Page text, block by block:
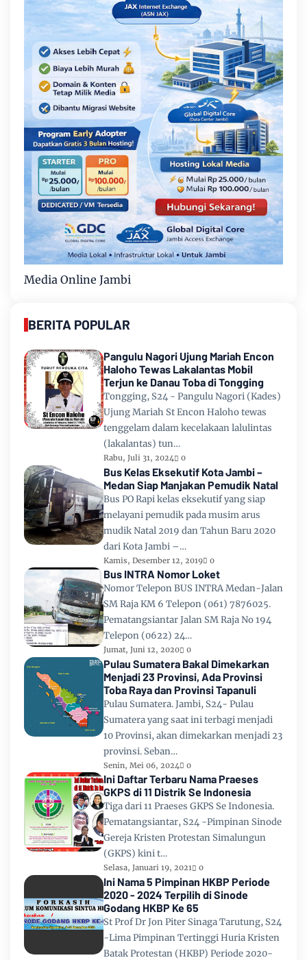
Media Online Jambi
BERITA POPULAR
Pangulu Nagori Ujung Mariah Encon
Haloho Tewas Lakalantas Mobil
Terjun ke Danau Toba di Tongging
Tongging, S24 - Pangulu Nagori (Kades)
Ujung Mariah St Encon Haloho tewas
tenggelam dalam kecelakaan lalulintas
(lakalantas) tun…
Rabu, Juli 31, 2024 0
Bus Kelas Eksekutif Kota Jambi –
Medan Siap Manjakan Pemudik Natal
Bus PO Rapi kelas eksekutif yang siap
melayani pemudik pada musim arus
mudik Natal 2019 dan Tahun Baru 2020
dari Kota Jambi –…
Kamis, Desember 12, 2019 0
Bus INTRA Nomor Loket
Nomor Telepon BUS INTRA Medan-Jalan
SM Raja KM 6 Telepon (061) 7876025.
Pematangsiantar Jalan SM Raja No 194
Telepon (0622) 24…
Jumat, Juni 12, 2020 0
Pulau Sumatera Bakal Dimekarkan
Menjadi 23 Provinsi, Ada Provinsi
Toba Raya dan Provinsi Tapanuli
Pulau Sumatera. Jambi, S24- Pulau
Sumatera yang saat ini terbagi menjadi
10 Provinsi, akan dimekarkan menjadi 23
provinsi. Seban…
Senin, Mei 06, 2024 0
Ini Daftar Terbaru Nama Praeses
GKPS di 11 Distrik Se Indonesia
Tiga dari 11 Praeses GKPS Se Indonesia.
Pematangsiantar, S24 -Pimpinan Sinode
Gereja Kristen Protestan Simalungun
(GKPS) kini t…
Selasa, Januari 19, 2021 0
Ini Nama 5 Pimpinan HKBP Periode
2020 - 2024 Terpilih di Sinode
Godang HKBP Ke 65
St Prof Dr Jon Piter Sinaga Tarutung, S24
-Lima Pimpinan Tertinggi Huria Kristen
Batak Protestan (HKBP) Periode 2020-